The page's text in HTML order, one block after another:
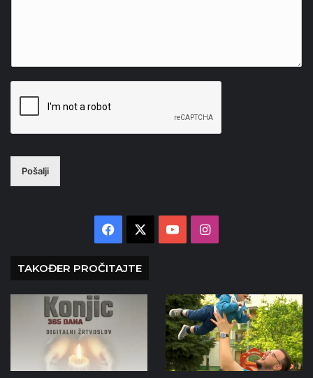
Pošalji
Facebook YouTubeInstagram
TAKOĐER PROČITAJTE